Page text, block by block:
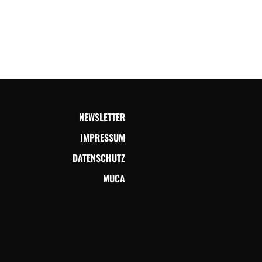
NEWSLETTER
IMPRESSUM
DATENSCHUTZ
MUCA